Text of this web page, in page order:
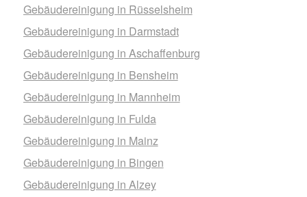
Gebäudereinigung in Rüsselsheim
Gebäudereinigung in Darmstadt
Gebäudereinigung in Aschaffenburg
Gebäudereinigung in Bensheim
Gebäudereinigung in Mannheim
Gebäudereinigung in Fulda
Gebäudereinigung in Mainz
Gebäudereinigung in Bingen
Gebäudereinigung in Alzey